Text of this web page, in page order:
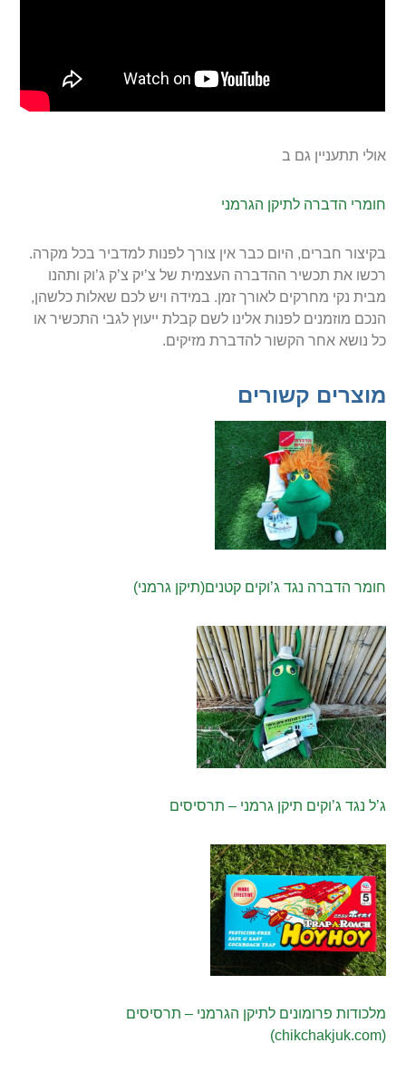
אולי תתעניין גם ב
חומרי הדברה לתיקן הגרמני
בקיצור חברים, היום כבר אין צורך לפנות למדביר בכל מקרה.
רכשו את תכשיר ההדברה העצמית של צ’יק צ’ק ג’וק ותהנו
מבית נקי מחרקים לאורך זמן. במידה ויש לכם שאלות כלשהן,
הנכם מוזמנים לפנות אלינו לשם קבלת ייעוץ לגבי התכשיר או
כל נושא אחר הקשור להדברת מזיקים.
מוצרים קשורים
חומר הדברה נגד ג’וקים קטנים(תיקן גרמני)
ג’ל נגד ג’וקים תיקן גרמני – תרסיסים
מלכודות פרומונים לתיקן הגרמני – תרסיסים
(chikchakjuk.com)